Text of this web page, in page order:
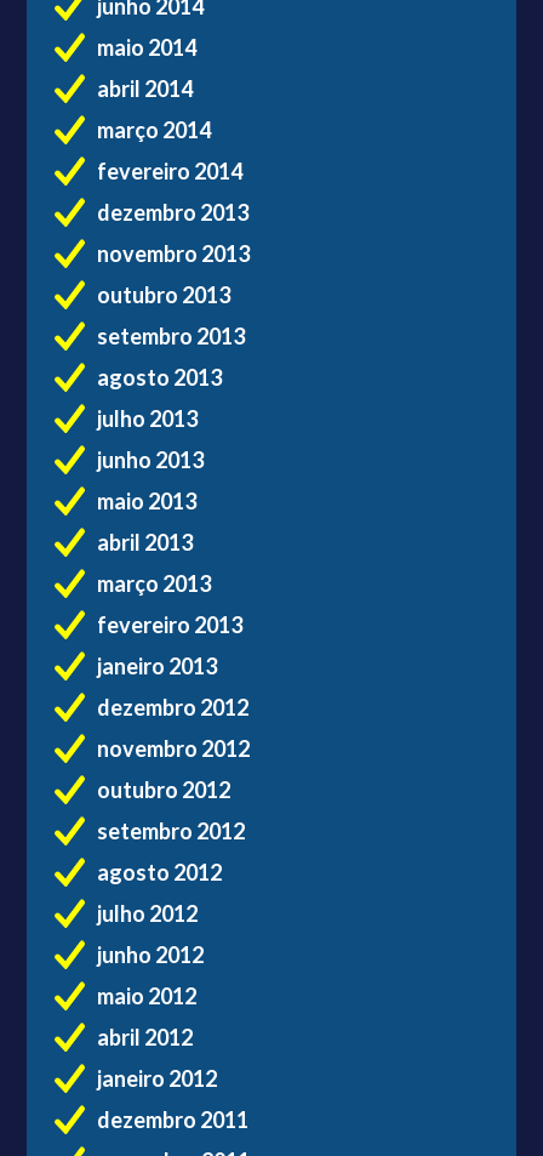
junho 2014
maio 2014
abril 2014
março 2014
fevereiro 2014
dezembro 2013
novembro 2013
outubro 2013
setembro 2013
agosto 2013
julho 2013
junho 2013
maio 2013
abril 2013
março 2013
fevereiro 2013
janeiro 2013
dezembro 2012
novembro 2012
outubro 2012
setembro 2012
agosto 2012
julho 2012
junho 2012
maio 2012
abril 2012
janeiro 2012
dezembro 2011